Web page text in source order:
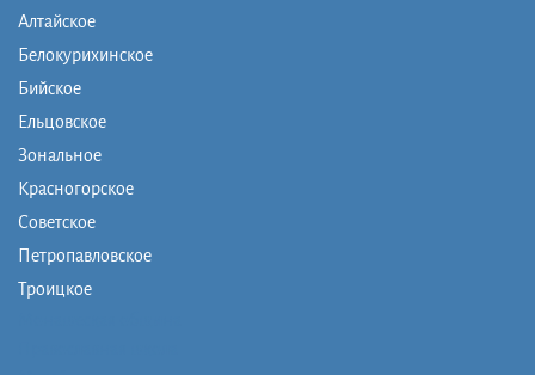
Алтайское
Белокурихинское
Бийское
Ельцовское
Зональное
Красногорское
Советское
Петропавловское
Троицкое